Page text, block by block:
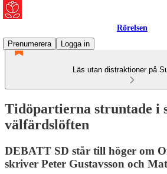
Rörelsen
Prenumerera
Logga in
Läs utan distraktioner på
Tidöpartierna struntade i
välfärdslöften
DEBATT SD står till höger om
skriver Peter Gustavsson och